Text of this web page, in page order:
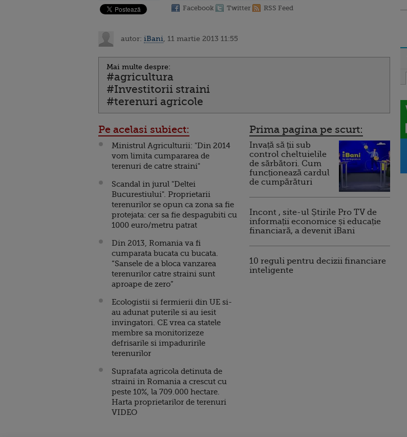
Facebook Twitter RSS Feed
autor: iBani , 11 martie 2013 11:55
Mai multe despre:
#agricultura
#Investitorii straini
#terenuri agricole
Pe acelasi subiect:
Ministrul Agriculturii: "Din 2014
vom limita cumpararea de
terenuri de catre straini"
Scandal in jurul "Deltei
Bucurestiului". Proprietarii
terenurilor se opun ca zona sa fie
protejata: cer sa fie despagubiti cu
1000 euro/metru patrat
Din 2013, Romania va fi
cumparata bucata cu bucata.
“Sansele de a bloca vanzarea
terenurilor catre straini sunt
aproape de zero”
Ecologistii si fermierii din UE si-
au adunat puterile si au iesit
invingatori. CE vrea ca statele
membre sa monitorizeze
defrisarile si impaduririle
terenurilor
Suprafata agricola detinuta de
straini in Romania a crescut cu
peste 10%, la 709.000 hectare.
Harta proprietarilor de terenuri
VIDEO
Prima pagina pe scurt:
Invață să ții sub
control cheltuielile
de sărbători. Cum
funcționează cardul
de cumpărături
Incont , site-ul Știrile Pro TV de
informații economice și educație
financiară, a devenit iBani
10 reguli pentru decizii financiare
inteligente